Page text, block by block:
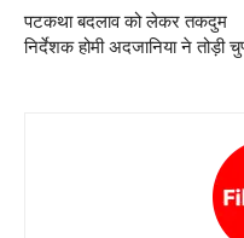
पटकथा बदलाव को लेकर तकदुम
निर्देशक होमी अदजानिया ने तोड़ी